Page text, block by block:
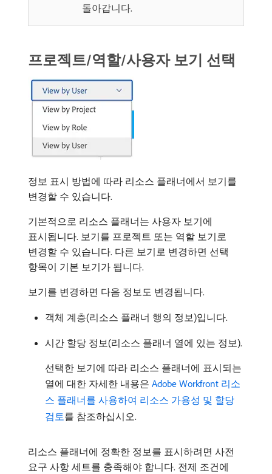
돌아갑니다.
프로젝트/역할/사용자 보기 선택
정보 표시 방법에 따라 리소스 플래너에서 보기를
변경할 수 있습니다.
기본적으로 리소스 플래너는 사용자 보기에
표시됩니다. 보기를 프로젝트 또는 역할 보기로
변경할 수 있습니다. 다른 보기로 변경하면 선택
항목이 기본 보기가 됩니다.
보기를 변경하면 다음 정보도 변경됩니다.
객체 계층(리소스 플래너 행의 정보)입니다.
시간 할당 정보(리소스 플래너 열에 있는 정보).
선택한 보기에 따라 리소스 플래너에 표시되는
열에 대한 자세한 내용은 Adobe Workfront 리소
스 플래너를 사용하여 리소스 가용성 및 할당
검토를 참조하십시오.
리소스 플래너에 정확한 정보를 표시하려면 사전
요구 사항 세트를 충족해야 합니다. 전제 조건에